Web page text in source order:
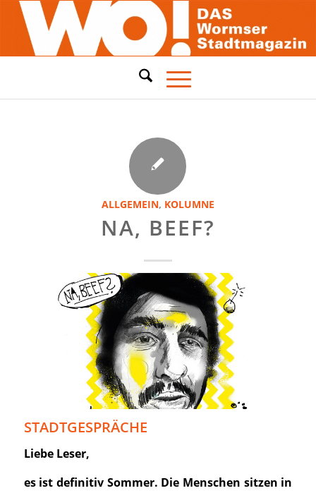
ALLGEMEIN, KOLUMNE
NA, BEEF?
STADTGESPRÄCHE
Liebe Leser,
es ist definitiv Sommer. Die Menschen sitzen in